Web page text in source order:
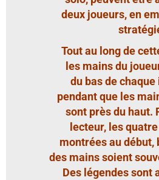
deux joueurs, en
Tout au long de
les mains du
du bas de
pendant que les
sont près du haut.
lecteur, les quatre
montrées au début,
des mains soient
Des légendes sont